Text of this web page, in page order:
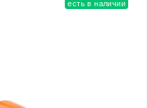
есть в наличии